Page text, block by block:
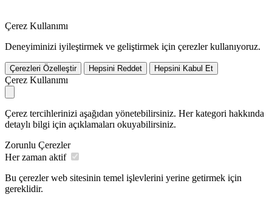
Çerez Kullanımı
Deneyiminizi iyileştirmek ve geliştirmek için çerezler kullanıyoruz.
Çerezleri Özelleştir Hepsini Reddet Hepsini Kabul Et
Çerez Kullanımı
Çerez tercihlerinizi aşağıdan yönetebilirsiniz. Her kategori hakkında
detaylı bilgi için açıklamaları okuyabilirsiniz.
Zorunlu Çerezler
Her zaman aktif
Bu çerezler web sitesinin temel işlevlerini yerine getirmek için
gereklidir.